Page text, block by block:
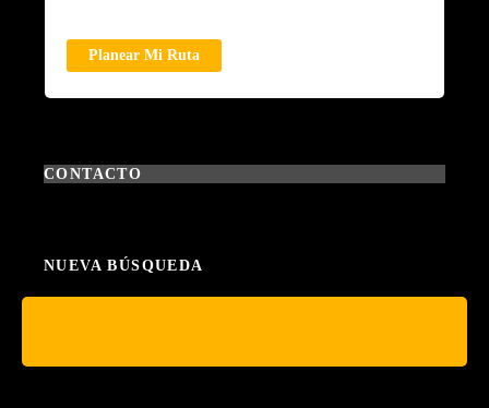
Planear Mi Ruta
CONTACTO
NUEVA BÚSQUEDA